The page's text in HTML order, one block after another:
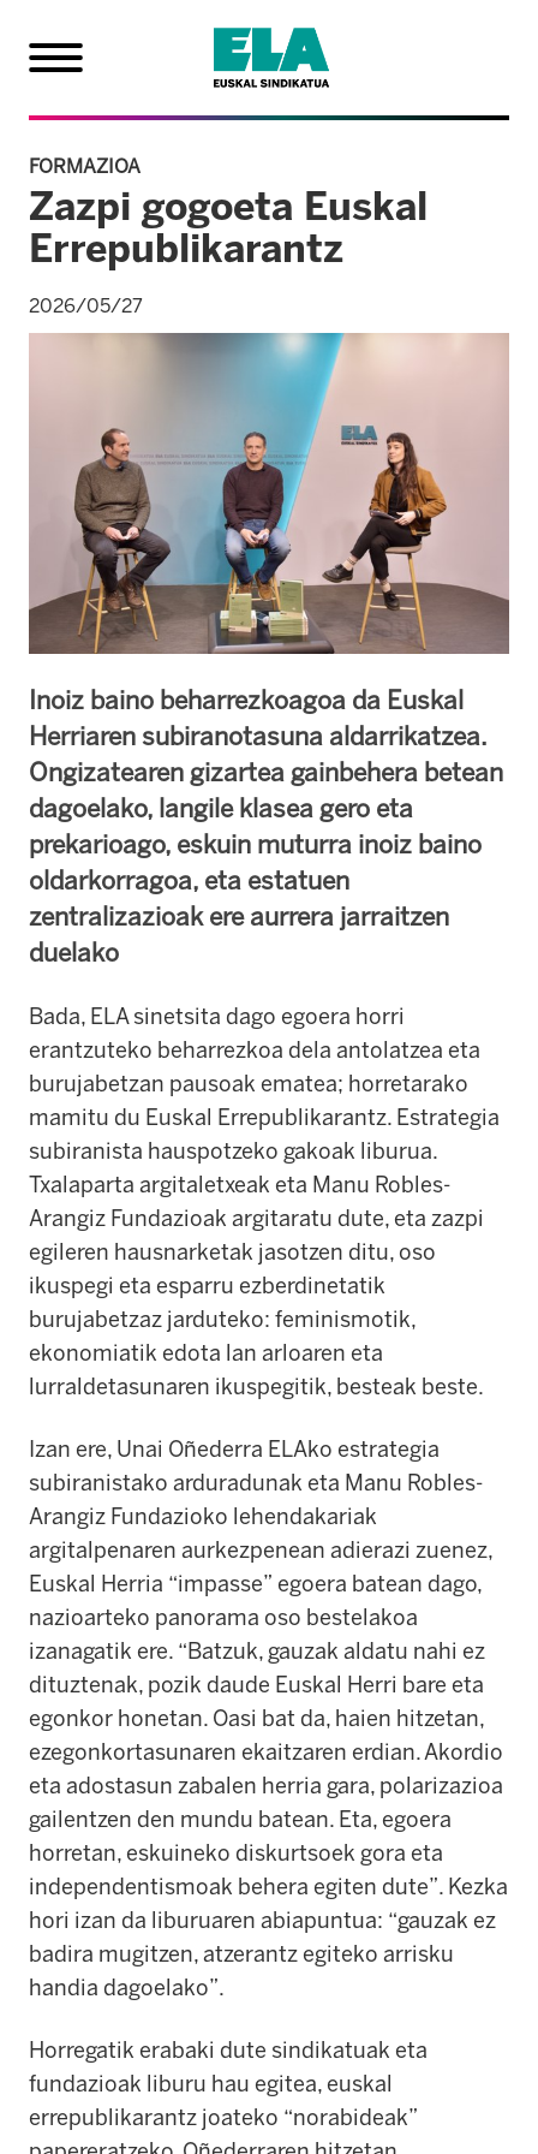
FORMAZIOA
Zazpi gogoeta Euskal
Errepublikarantz
2026/05/27
Inoiz baino beharrezkoagoa da Euskal
Herriaren subiranotasuna aldarrikatzea.
Ongizatearen gizartea gainbehera betean
dagoelako, langile klasea gero eta
prekarioago, eskuin muturra inoiz baino
oldarkorragoa, eta estatuen
zentralizazioak ere aurrera jarraitzen
duelako
Bada, ELA sinetsita dago egoera horri
erantzuteko beharrezkoa dela antolatzea eta
burujabetzan pausoak ematea; horretarako
mamitu du Euskal Errepublikarantz. Estrategia
subiranista hauspotzeko gakoak liburua.
Txalaparta argitaletxeak eta Manu Robles-
Arangiz Fundazioak argitaratu dute, eta zazpi
egileren hausnarketak jasotzen ditu, oso
ikuspegi eta esparru ezberdinetatik
burujabetzaz jarduteko: feminismotik,
ekonomiatik edota lan arloaren eta
lurraldetasunaren ikuspegitik, besteak beste.
Izan ere, Unai Oñederra ELAko estrategia
subiranistako arduradunak eta Manu Robles-
Arangiz Fundazioko lehendakariak
argitalpenaren aurkezpenean adierazi zuenez,
Euskal Herria “impasse” egoera batean dago,
nazioarteko panorama oso bestelakoa
izanagatik ere. “Batzuk, gauzak aldatu nahi ez
dituztenak, pozik daude Euskal Herri bare eta
egonkor honetan. Oasi bat da, haien hitzetan,
ezegonkortasunaren ekaitzaren erdian. Akordio
eta adostasun zabalen herria gara, polarizazioa
gailentzen den mundu batean. Eta, egoera
horretan, eskuineko diskurtsoek gora eta
independentismoak behera egiten dute”. Kezka
hori izan da liburuaren abiapuntua: “gauzak ez
badira mugitzen, atzerantz egiteko arrisku
handia dagoelako”.
Horregatik erabaki dute sindikatuak eta
fundazioak liburu hau egitea, euskal
errepublikarantz joateko “norabideak”